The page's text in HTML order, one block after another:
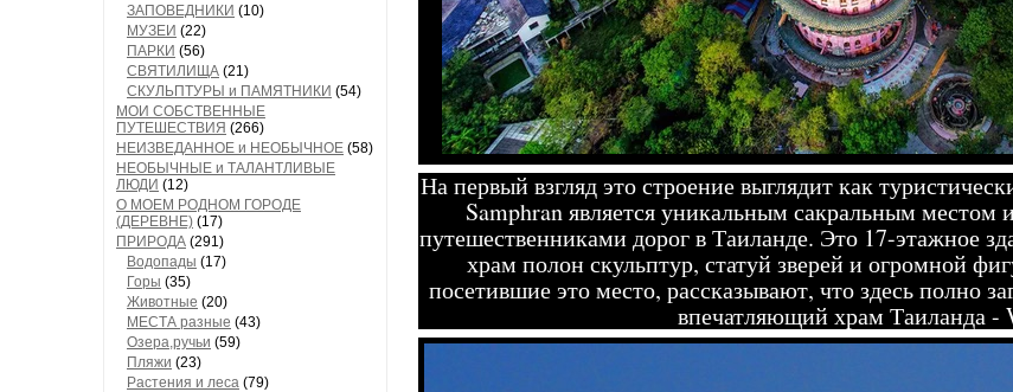
ЗАПОВЕДНИКИ (10)
МУЗЕИ (22)
ПАРКИ (56)
СВЯТИЛИЩА (21)
СКУЛЬПТУРЫ и ПАМЯТНИКИ (54)
МОИ СОБСТВЕННЫЕ
ПУТЕШЕСТВИЯ (266)
НЕИЗВЕДАННОЕ и НЕОБЫЧНОЕ (58)
НЕОБЫЧНЫЕ и ТАЛАНТЛИВЫЕ
ЛЮДИ (12)
О МОЕМ РОДНОМ ГОРОДЕ
(ДЕРЕВНЕ) (17)
ПРИРОДА (291)
Водопады (17)
Горы (35)
Животные (20)
МЕСТА разные (43)
Озера,ручьи (59)
Пляжи (23)
Растения и леса (79)
На первый взгляд это строение выглядит как
Samphran является уникальным сакральным местом
путешественниками дорог в Таиланде. Это 17-этажное
храм полон скульптур, статуй зверей и огромной
посетившие это место, рассказывают, что здесь полно
впечатляющий храм Таиланда -